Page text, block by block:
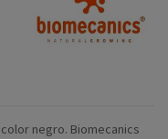
negro. Biomecanics